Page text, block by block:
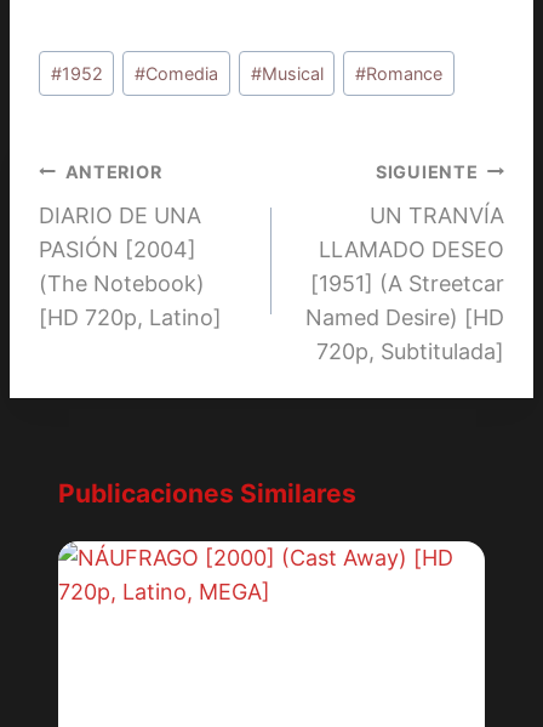
Etiquetas
de
entrada:
#1952 #Comedia #Musical #Romance
Navegación
de
entradas
ANTERIOR
DIARIO DE UNA
PASIÓN [2004]
(The Notebook)
[HD 720p, Latino]
SIGUIENTE
UN TRANVÍA
LLAMADO DESEO
[1951] (A Streetcar
Named Desire) [HD
720p, Subtitulada]
Publicaciones Similares